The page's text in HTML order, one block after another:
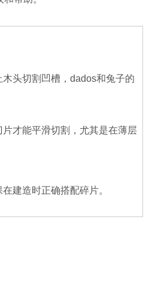
头切割凹槽，dados和兔子的
才能平滑切割，尤其是在薄层
建造时正确搭配碎片。